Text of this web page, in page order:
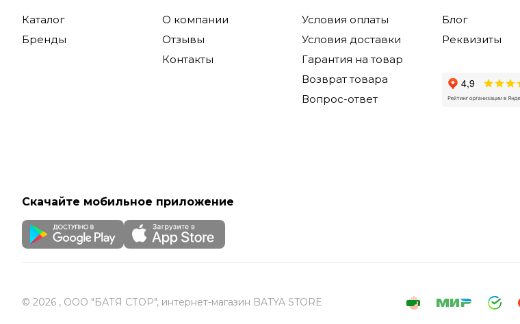
Каталог
Бренды
О компании
Отзывы
Контакты
Условия оплаты
Условия доставки
Гарантия на товар
Возврат товара
Вопрос-ответ
Блог
Реквизиты
Скачайте мобильное приложение
© 2026 , ООО "БАТЯ СТОР", интернет-магазин BATYA STORE